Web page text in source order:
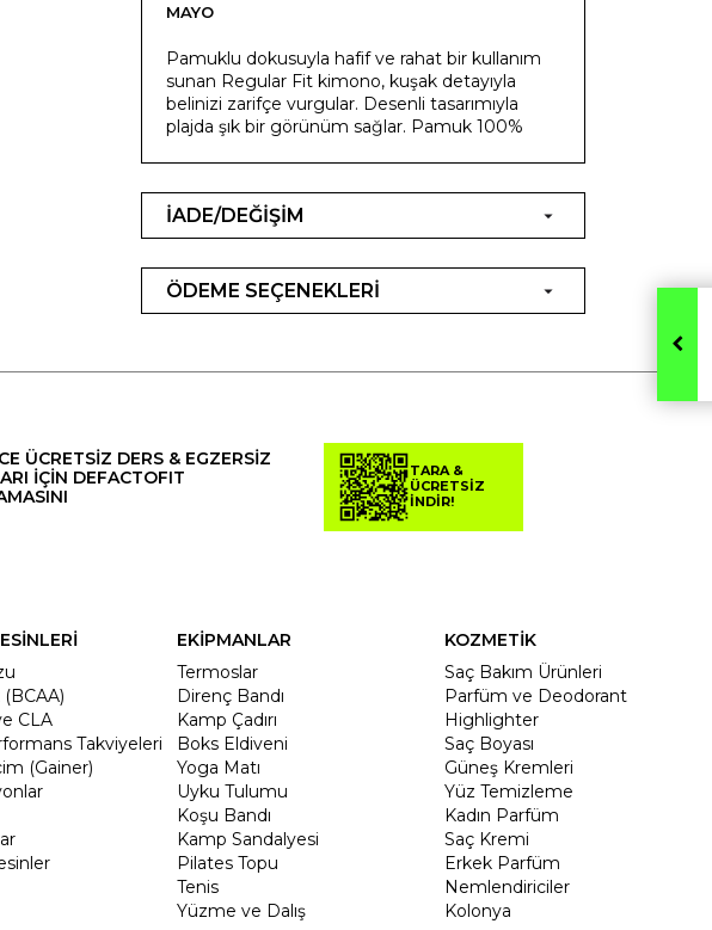
MAYO
Pamuklu dokusuyla hafif ve rahat bir kullanım
sunan Regular Fit kimono, kuşak detayıyla
belinizi zarifçe vurgular. Desenli tasarımıyla
plajda şık bir görünüm sağlar. Pamuk 100%
İADE/DEĞİŞİM
ÖDEME SEÇENEKLERİ
ÜCRETSİZ DERS & EGZERSİZ
İÇİN DEFACTOFIT
TARA &
ÜCRETSİZ
İNDİR!
CLA
Takviyeleri
(Gainer)
EKİPMANLAR
Termoslar
Direnç Bandı
Kamp Çadırı
Boks Eldiveni
Yoga Matı
Uyku Tulumu
Koşu Bandı
Kamp Sandalyesi
Pilates Topu
Tenis
Yüzme ve Dalış
KOZMETİK
Saç Bakım Ürünleri
Parfüm ve Deodorant
Highlighter
Saç Boyası
Güneş Kremleri
Yüz Temizleme
Kadın Parfüm
Saç Kremi
Erkek Parfüm
Nemlendiriciler
Kolonya